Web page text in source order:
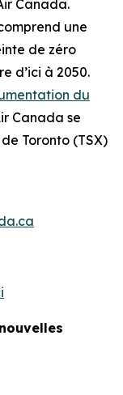
Canada.
une
de zéro
d’ici à 2050.
du
Canada se
Toronto (TSX)